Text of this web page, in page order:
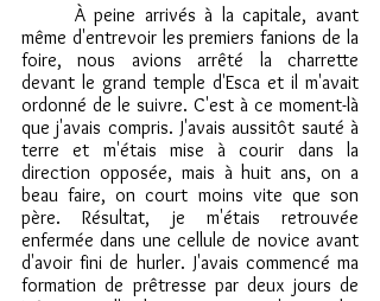
même d'entrevoir les premiers fanions de la
foire, nous avions arrêté la charrette
devant le grand temple d'Esca et il m'avait
ordonné de le suivre. C'est à ce moment-là
que j'avais compris. J'avais aussitôt sauté à
terre et m'étais mise à courir dans la
direction opposée, mais à huit ans, on a
beau faire, on court moins vite que son
père. Résultat, je m'étais retrouvée
enfermée dans une cellule de novice avant
d'avoir fini de hurler. J'avais commencé ma
formation de prêtresse par deux jours de